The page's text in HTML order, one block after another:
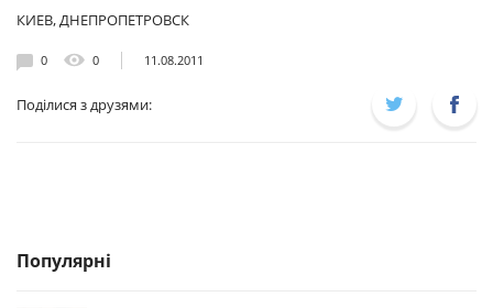
КИЕВ, ДНЕПРОПЕТРОВСК
0 0 11.08.2011
Поділися з друзями:
Популярні